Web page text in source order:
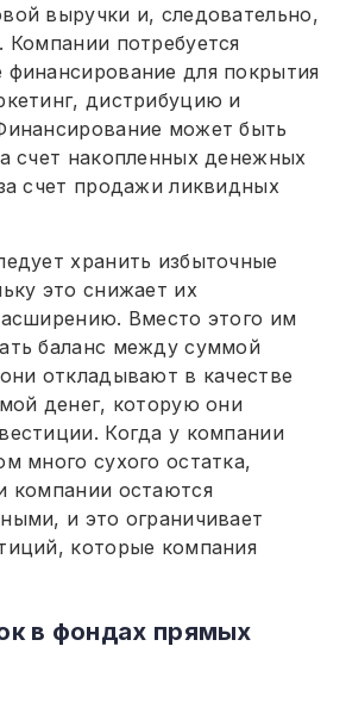
выручки и, следовательно,
Компании потребуется
финансирование для покрытия
дистрибуцию и
может быть
счет накопленных денежных
счет продажи ликвидных
хранить избыточные
это снижает их
Вместо этого им
баланс между суммой
откладывают в качестве
денег, которую они
Когда у компании
много сухого остатка,
компании остаются
и это ограничивает
которые компания
в фондах прямых